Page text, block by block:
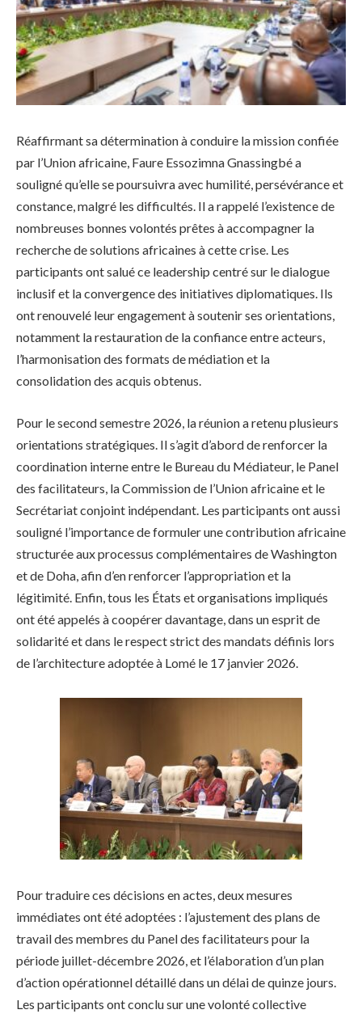
Réaffirmant sa détermination à conduire la mission confiée
par l’Union africaine, Faure Essozimna Gnassingbé a
souligné qu’elle se poursuivra avec humilité, persévérance et
constance, malgré les difficultés. Il a rappelé l’existence de
nombreuses bonnes volontés prêtes à accompagner la
recherche de solutions africaines à cette crise. Les
participants ont salué ce leadership centré sur le dialogue
inclusif et la convergence des initiatives diplomatiques. Ils
ont renouvelé leur engagement à soutenir ses orientations,
notamment la restauration de la confiance entre acteurs,
l’harmonisation des formats de médiation et la
consolidation des acquis obtenus.
Pour le second semestre 2026, la réunion a retenu plusieurs
orientations stratégiques. Il s’agit d’abord de renforcer la
coordination interne entre le Bureau du Médiateur, le Panel
des facilitateurs, la Commission de l’Union africaine et le
Secrétariat conjoint indépendant. Les participants ont aussi
souligné l’importance de formuler une contribution africaine
structurée aux processus complémentaires de Washington
et de Doha, afin d’en renforcer l’appropriation et la
légitimité. Enfin, tous les États et organisations impliqués
ont été appelés à coopérer davantage, dans un esprit de
solidarité et dans le respect strict des mandats définis lors
de l’architecture adoptée à Lomé le 17 janvier 2026.
Pour traduire ces décisions en actes, deux mesures
immédiates ont été adoptées : l’ajustement des plans de
travail des membres du Panel des facilitateurs pour la
période juillet-décembre 2026, et l’élaboration d’un plan
d’action opérationnel détaillé dans un délai de quinze jours.
Les participants ont conclu sur une volonté collective